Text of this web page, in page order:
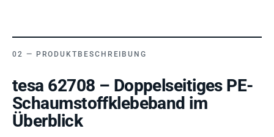
PRODUKTBESCHREIBUNG
tesa 62708 – Doppelseitiges PE-
Schaumstoffklebeband im
Überblick